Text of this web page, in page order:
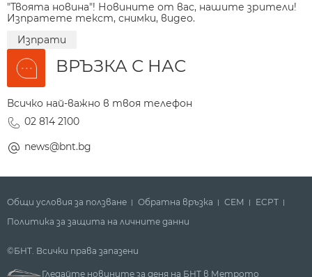
"Твоята новина"! Новините от вас, нашите зрители!
Изпратете текст, снимки, видео.
Изпрати
ВРЪЗКА С НАС
Всичко най-важно в твоя телефон
02 814 2100
news@bnt.bg
Общи условия за ползване Обратна връзка СЕМ
ECPT
Политика за защита на личните данни
©БНТ. Всички права запазени
Гледайте новините за деня на БНТ в Метрото